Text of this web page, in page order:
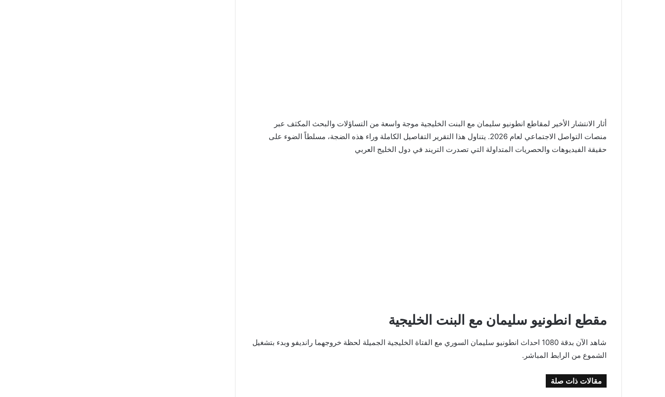
أثار الانتشار الأخير لمقاطع انطونيو سليمان مع البنت الخليجية موجة واسعة من التساؤلات والبحث المكثف عبر
منصات التواصل الاجتماعي لعام 2026. يتناول هذا التقرير التفاصيل الكاملة وراء هذه الضجة، مسلطاً الضوء على
حقيقة الفيديوهات والحصريات المتداولة التي تصدرت التريند في دول الخليج العربي
مقطع انطونيو سليمان مع البنت الخليجية
شاهد الآن بدقة 1080 احداث انطونيو سليمان السوري مع الفتاة الخليجية الجميلة لحظة خروجهما رانديفو وبدء بتشغيل
الشموع من الرابط المباشر.
مقالات ذات صلة